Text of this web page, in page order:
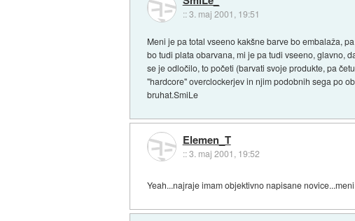
::3. maj 2001, 19:51
Meni je pa total vseeno kakšne barve bo embalaža,
bo tudi plata obarvana, mi je pa tudi vseeno, glavno,
se je odločilo, to početi (barvati svoje produkte, pa
"hardcore" overclockerjev in njim podobnih sega po
bruhat.SmiLe
Elemen_T
::3. maj 2001, 19:52
Yeah...najraje imam objektivno napisane